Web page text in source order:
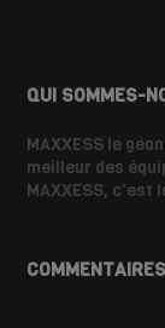
QUI SOMMES-
MAXXESS le
meilleur des
MAXXESS, c'est